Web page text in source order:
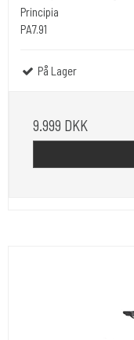
Principia
PA7.91
På Lager
9.999 DKK